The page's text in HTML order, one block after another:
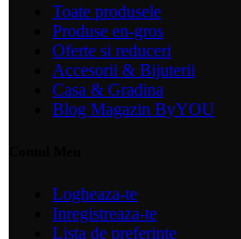
Toate produsele
Produse en-gros
Oferte si reduceri
Accesorii & Bijuterii
Casa & Gradina
Blog Magazin ByYOU
Logheaza-te
Inregistreaza-te
Lista de preferinte